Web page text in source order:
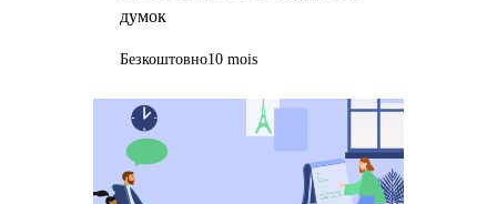
думок
Безкоштовно10 mois